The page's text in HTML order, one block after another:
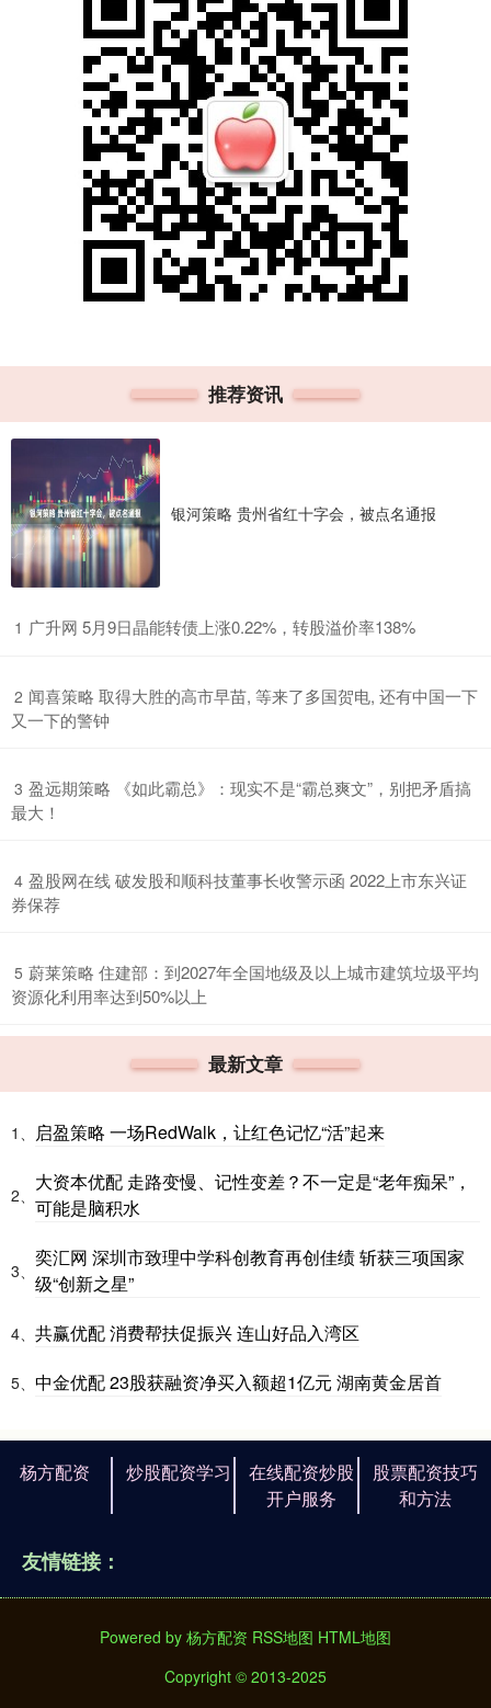
推荐资讯
银河策略 贵州省红十字会，被点名通报
1 ​广升网 5月9日晶能转债上涨0.22%，转股溢价率138%
2 ​闻喜策略 取得大胜的高市早苗, 等来了多国贺电, 还有中国一下
又一下的警钟
3 ​盈远期策略 《如此霸总》：现实不是“霸总爽文”，别把矛盾搞
最大！
4 ​盈股网在线 破发股和顺科技董事长收警示函 2022上市东兴证
券保荐
5 ​蔚莱策略 住建部：到2027年全国地级及以上城市建筑垃圾平均
资源化利用率达到50%以上
最新文章
1、 启盈策略 一场RedWalk，让红色记忆“活”起来
2、
大资本优配 走路变慢、记性变差？不一定是“老年痴呆”，
可能是脑积水
3、
奕汇网 深圳市致理中学科创教育再创佳绩 斩获三项国家
级“创新之星”
4、 共赢优配 消费帮扶促振兴 连山好品入湾区
5、 中金优配 23股获融资净买入额超1亿元 湖南黄金居首
杨方配资 炒股配资学习
在线配资炒股
开户服务
股票配资技巧
和方法
友情链接：
Powered by 杨方配资 RSS地图 HTML地图
Copyright © 2013-2025